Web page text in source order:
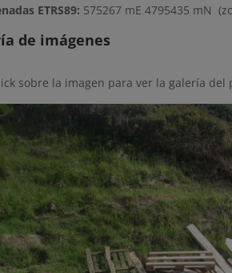
ETRS89: 575267 mE 4795435 mN
de imágenes
sobre la imagen para ver la galería del